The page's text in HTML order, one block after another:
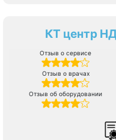
КТ центр
Отзыв о сервисе
Отзыв о врачах
Отзыв об оборудовании